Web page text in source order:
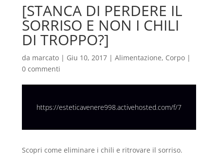
[STANCA DI PERDERE IL
SORRISO E NON I CHILI
DI TROPPO?]
da marcato| Giu 10, 2017| Alimentazione, Corpo|
0 commenti
https://esteticavenere998.activehosted.com/f/7
Scopri come eliminare i chili e ritrovare il sorriso.